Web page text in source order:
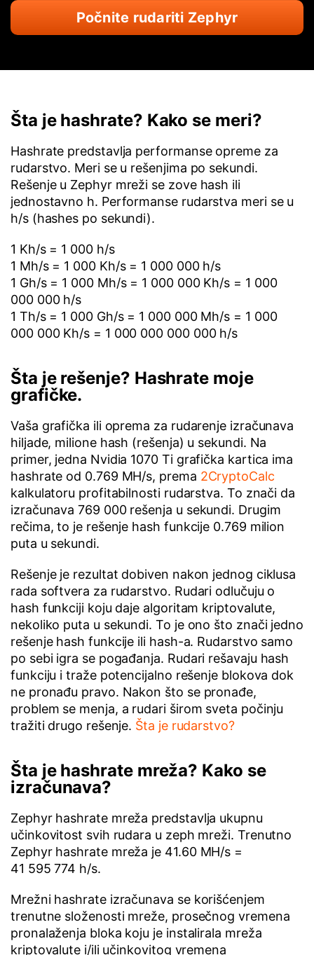
Počnite rudariti Zephyr
Šta je hashrate? Kako se meri?
Hashrate predstavlja performanse opreme za
rudarstvo. Meri se u rešenjima po sekundi.
Rešenje u Zephyr mreži se zove hash ili
jednostavno h. Performanse rudarstva meri se u
h/s (hashes po sekundi).
1 Kh/s = 1 000 h/s
1 Mh/s = 1 000 Kh/s = 1 000 000 h/s
1 Gh/s = 1 000 Mh/s = 1 000 000 Kh/s = 1 000
000 000 h/s
1 Th/s = 1 000 Gh/s = 1 000 000 Mh/s = 1 000
000 000 Kh/s = 1 000 000 000 000 h/s
Šta je rešenje? Hashrate moje
grafičke.
Vaša grafička ili oprema za rudarenje izračunava
hiljade, milione hash (rešenja) u sekundi. Na
primer, jedna Nvidia 1070 Ti grafička kartica ima
hashrate od 0.769 MH/s, prema 2CryptoCalc
kalkulatoru profitabilnosti rudarstva. To znači da
izračunava 769 000 rešenja u sekundi. Drugim
rečima, to je rešenje hash funkcije 0.769 milion
puta u sekundi.
Rešenje je rezultat dobiven nakon jednog ciklusa
rada softvera za rudarstvo. Rudari odlučuju o
hash funkciji koju daje algoritam kriptovalute,
nekoliko puta u sekundi. To je ono što znači jedno
rešenje hash funkcije ili hash-a. Rudarstvo samo
po sebi igra se pogađanja. Rudari rešavaju hash
funkciju i traže potencijalno rešenje blokova dok
ne pronađu pravo. Nakon što se pronađe,
problem se menja, a rudari širom sveta počinju
tražiti drugo rešenje. Šta je rudarstvo?
Šta je hashrate mreža? Kako se
izračunava?
Zephyr hashrate mreža predstavlja ukupnu
učinkovitost svih rudara u zeph mreži. Trenutno
Zephyr hashrate mreža je 41.60 MH/s =
41 595 774 h/s.
Mrežni hashrate izračunava se korišćenjem
trenutne složenosti mreže, prosečnog vremena
pronalaženja bloka koju je instalirala mreža
kriptovalute i/ili učinkovitog vremena